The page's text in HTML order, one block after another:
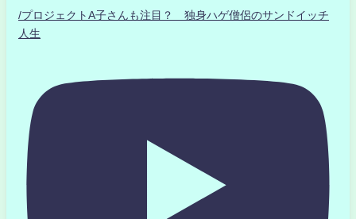
/プロジェクトA子さんも注目？ 独身ハゲ僧侶のサンドイッチ
人生